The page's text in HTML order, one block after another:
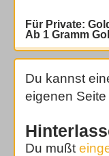
Für Private:
Ab 1 Gramm
Du kannst
eigenen
Du mußt